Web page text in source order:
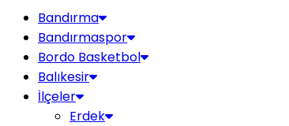
Bandırma
Bandırmaspor
Bordo Basketbol
Balıkesir
İlçeler
Erdek